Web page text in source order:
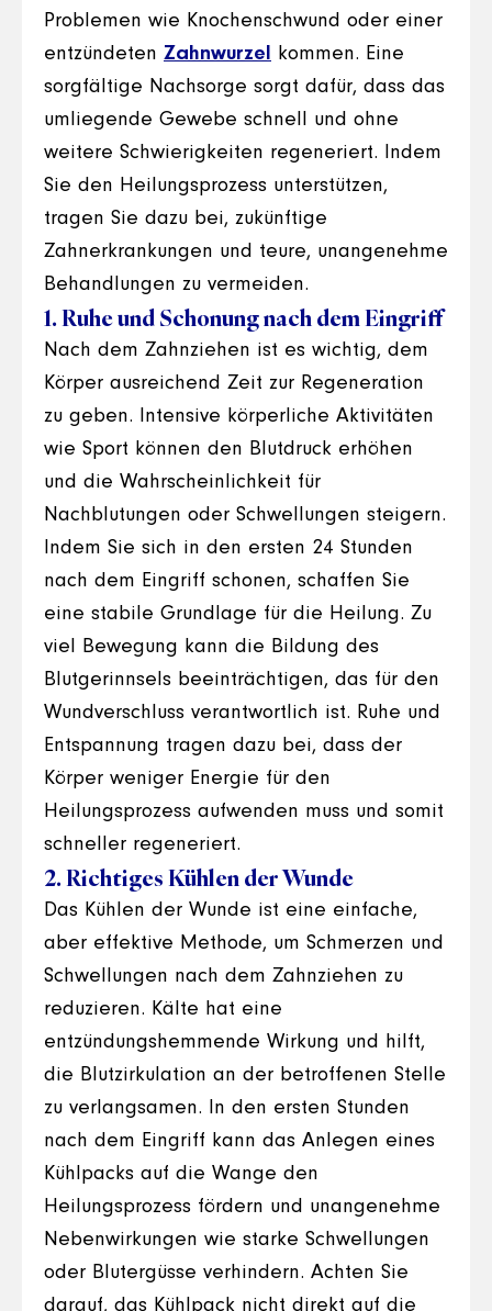
Problemen wie Knochenschwund oder einer
entzündeten Zahnwurzel kommen. Eine
sorgfältige Nachsorge sorgt dafür, dass das
umliegende Gewebe schnell und ohne
weitere Schwierigkeiten regeneriert. Indem
Sie den Heilungsprozess unterstützen,
tragen Sie dazu bei, zukünftige
Zahnerkrankungen und teure, unangenehme
Behandlungen zu vermeiden.
1. Ruhe und Schonung nach dem Eingriff
Nach dem Zahnziehen ist es wichtig, dem
Körper ausreichend Zeit zur Regeneration
zu geben. Intensive körperliche Aktivitäten
wie Sport können den Blutdruck erhöhen
und die Wahrscheinlichkeit für
Nachblutungen oder Schwellungen steigern.
Indem Sie sich in den ersten 24 Stunden
nach dem Eingriff schonen, schaffen Sie
eine stabile Grundlage für die Heilung. Zu
viel Bewegung kann die Bildung des
Blutgerinnsels beeinträchtigen, das für den
Wundverschluss verantwortlich ist. Ruhe und
Entspannung tragen dazu bei, dass der
Körper weniger Energie für den
Heilungsprozess aufwenden muss und somit
schneller regeneriert.
2. Richtiges Kühlen der Wunde
Das Kühlen der Wunde ist eine einfache,
aber effektive Methode, um Schmerzen und
Schwellungen nach dem Zahnziehen zu
reduzieren. Kälte hat eine
entzündungshemmende Wirkung und hilft,
die Blutzirkulation an der betroffenen Stelle
zu verlangsamen. In den ersten Stunden
nach dem Eingriff kann das Anlegen eines
Kühlpacks auf die Wange den
Heilungsprozess fördern und unangenehme
Nebenwirkungen wie starke Schwellungen
oder Blutergüsse verhindern. Achten Sie
darauf, das Kühlpack nicht direkt auf die